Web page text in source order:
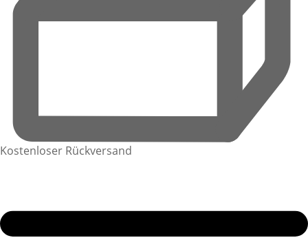
Kostenloser Rückversand